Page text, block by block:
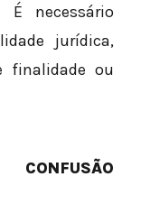
É necessário
jurídica,
finalidade ou